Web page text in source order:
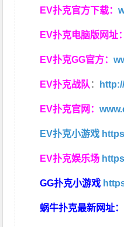
EV扑克官方下载：
EV扑克电脑版网址
EV扑克GG官方：
EV扑克战队 ：
EV扑克官网：
EV扑克小游戏
EV扑克娱乐场
GG扑克小游戏
蜗牛扑克最新网址：